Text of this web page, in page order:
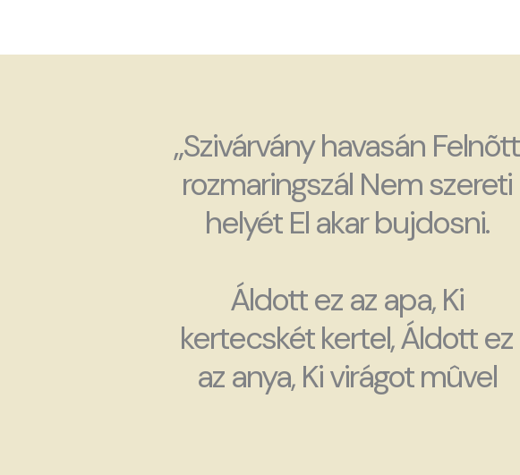
„Szivárvány havasán Felnõtt
rozmaringszál Nem szereti
helyét El akar bujdosni.
Áldott ez az apa, Ki
kertecskét kertel, Áldott ez
az anya, Ki virágot mûvel